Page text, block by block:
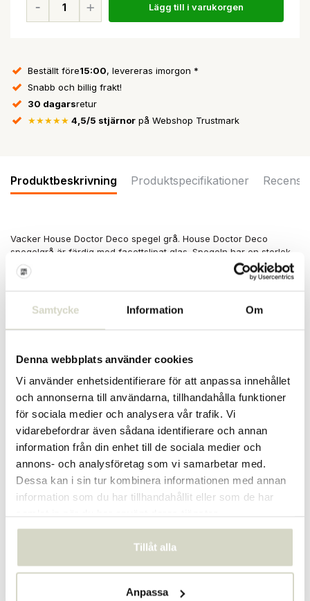
Samtycke Information Om
Denna webbplats använder cookies
Vi använder enhetsidentifierare för att anpassa innehållet
och annonserna till användarna, tillhandahålla funktioner
för sociala medier och analysera vår trafik. Vi
vidarebefordrar även sådana identifierare och annan
information från din enhet till de sociala medier och
annons- och analysföretag som vi samarbetar med.
Dessa kan i sin tur kombinera informationen med annan
information som du har tillhandahållit eller som de har
Tillåt alla
Anpassa
Lägg till i varukorgen
Beställt före15:00, levereras imorgon *
Snabb och billig frakt!
30 dagarsretur
★★★★★ 4,5/5 stjärnor på Webshop Trustmark
Produktbeskrivning Produktspecifikationer
Vacker House Doctor Deco spegel grå. House Doctor Deco
spegelgrå är färdig med facettslipat glas. Spegeln har en storlek
på 130x50cm och kan inte användas i fuktiga rum!
Övrigt: rengör med en torr trasa. Inte lämplig för fuktiga rum!
PRODUKTSPECIFIKATIONER
Artikelnummer 209130337
SKU
EAN 5707644815254
Skapa din egen recension